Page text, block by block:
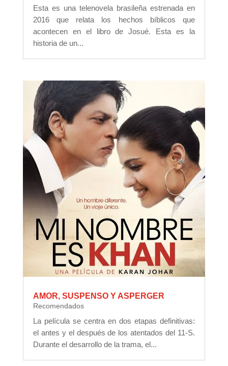
Esta es una telenovela brasileña estrenada en
2016 que relata los hechos bíblicos que
acontecen en el libro de Josué. Esta es la
historia de un...
AMOR, SUSPENSO Y ASPERGER
Recomendados
La película se centra en dos etapas definitivas:
el antes y el después de los atentados del 11-S.
Durante el desarrollo de la trama, el...